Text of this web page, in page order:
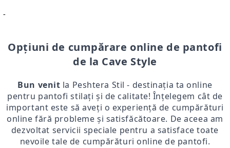
-
Opțiuni de cumpărare online de pantofi
de la Cave Style
Bun venit la Peshtera Stil - destinația ta online
pentru pantofi stilați și de calitate! Înțelegem cât de
important este să aveți o experiență de cumpărături
online fără probleme și satisfăcătoare. De aceea am
dezvoltat servicii speciale pentru a satisface toate
nevoile tale de cumpărături online de pantofi.